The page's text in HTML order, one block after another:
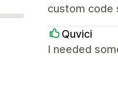
custom code
Quvici
I needed